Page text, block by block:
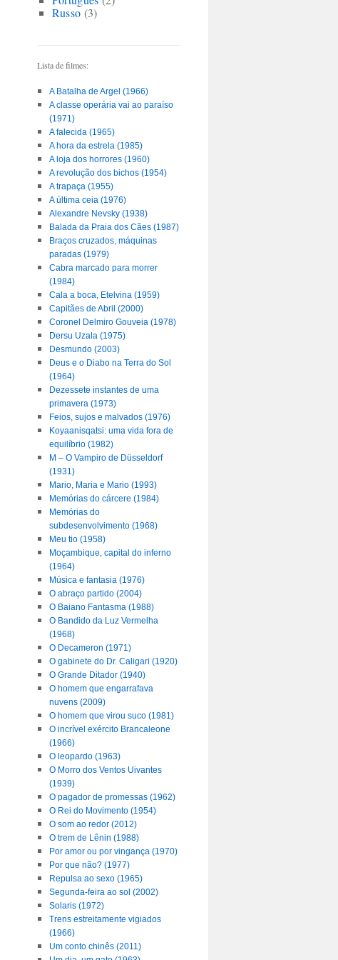
Russo (3)
Lista de filmes:
A Batalha de Argel (1966)
A classe operária vai ao paraíso
(1971)
A falecida (1965)
A hora da estrela (1985)
A loja dos horrores (1960)
A revolução dos bichos (1954)
A trapaça (1955)
A última ceia (1976)
Alexandre Nevsky (1938)
Balada da Praia dos Cães (1987)
Braços cruzados, máquinas
paradas (1979)
Cabra marcado para morrer
(1984)
Cala a boca, Etelvina (1959)
Capitães de Abril (2000)
Coronel Delmiro Gouveia (1978)
Dersu Uzala (1975)
Desmundo (2003)
Deus e o Diabo na Terra do Sol
(1964)
Dezessete instantes de uma
primavera (1973)
Feios, sujos e malvados (1976)
Koyaanisqatsi: uma vida fora de
equilíbrio (1982)
M – O Vampiro de Düsseldorf
(1931)
Mario, Maria e Mario (1993)
Memórias do cárcere (1984)
Memórias do
subdesenvolvimento (1968)
Meu tio (1958)
Moçambique, capital do inferno
(1964)
Música e fantasia (1976)
O abraço partido (2004)
O Baiano Fantasma (1988)
O Bandido da Luz Vermelha
(1968)
O Decameron (1971)
O gabinete do Dr. Caligari (1920)
O Grande Ditador (1940)
O homem que engarrafava
nuvens (2009)
O homem que virou suco (1981)
O incrível exército Brancaleone
(1966)
O leopardo (1963)
O Morro dos Ventos Uivantes
(1939)
O pagador de promessas (1962)
O Rei do Movimento (1954)
O som ao redor (2012)
O trem de Lênin (1988)
Por amor ou por vingança (1970)
Por que não? (1977)
Repulsa ao sexo (1965)
Segunda-feira ao sol (2002)
Solaris (1972)
Trens estreitamente vigiados
(1966)
Um conto chinês (2011)